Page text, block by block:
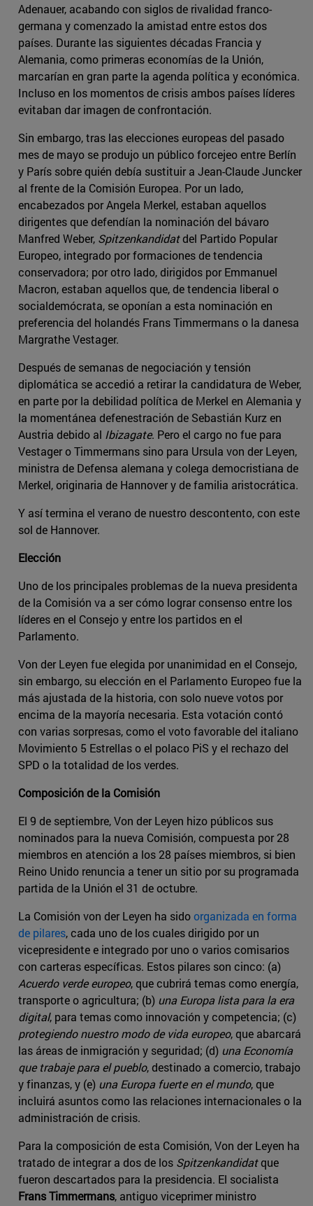
Adenauer, acabando con siglos de rivalidad franco-
germana y comenzado la amistad entre estos dos
países. Durante las siguientes décadas Francia y
Alemania, como primeras economías de la Unión,
marcarían en gran parte la agenda política y económica.
Incluso en los momentos de crisis ambos países líderes
evitaban dar imagen de confrontación.
Sin embargo, tras las elecciones europeas del pasado
mes de mayo se produjo un público forcejeo entre Berlín
y París sobre quién debía sustituir a Jean-Claude Juncker
al frente de la Comisión Europea. Por un lado,
encabezados por Angela Merkel, estaban aquellos
dirigentes que defendían la nominación del bávaro
Manfred Weber, Spitzenkandidatdel Partido Popular
Europeo, integrado por formaciones de tendencia
conservadora; por otro lado, dirigidos por Emmanuel
Macron, estaban aquellos que, de tendencia liberal o
socialdemócrata, se oponían a esta nominación en
preferencia del holandés Frans Timmermans o la danesa
Margrathe Vestager.
Después de semanas de negociación y tensión
diplomática se accedió a retirar la candidatura de Weber,
en parte por la debilidad política de Merkel en Alemania y
la momentánea defenestración de Sebastián Kurz en
Austria debido al Ibizagate. Pero el cargo no fue para
Vestager o Timmermans sino para Ursula von der Leyen,
ministra de Defensa alemana y colega democristiana de
Merkel, originaria de Hannover y de familia aristocrática.
Y así termina el verano de nuestro descontento, con este
sol de Hannover.
Elección
Uno de los principales problemas de la nueva presidenta
de la Comisión va a ser cómo lograr consenso entre los
líderes en el Consejo y entre los partidos en el
Parlamento.
Von der Leyen fue elegida por unanimidad en el Consejo,
sin embargo, su elección en el Parlamento Europeo fue la
más ajustada de la historia, con solo nueve votos por
encima de la mayoría necesaria. Esta votación contó
con varias sorpresas, como el voto favorable del italiano
Movimiento 5 Estrellas o el polaco PiS y el rechazo del
SPD o la totalidad de los verdes.
Composición de la Comisión
El 9 de septiembre, Von der Leyen hizo públicos sus
nominados para la nueva Comisión, compuesta por 28
miembros en atención a los 28 países miembros, si bien
Reino Unido renuncia a tener un sitio por su programada
partida de la Unión el 31 de octubre.
La Comisión von der Leyen ha sidoorganizada en forma
de pilares, cada uno de los cuales dirigido por un
vicepresidente e integrado por uno o varios comisarios
con carteras específicas. Estos pilares son cinco: (a)
Acuerdo verde europeo, que cubrirá temas como energía,
transporte o agricultura; (b) una Europa lista para la era
digital, para temas como innovación y competencia; (c)
protegiendo nuestro modo de vida europeo, que abarcará
las áreas de inmigración y seguridad; (d) una Economía
que trabaje para el pueblo, destinado a comercio, trabajo
y finanzas, y (e) una Europa fuerte en el mundo, que
incluirá asuntos como las relaciones internacionales o la
administración de crisis.
Para la composición de esta Comisión, Von der Leyen ha
tratado de integrar a dos de los Spitzenkandidatque
fueron descartados para la presidencia. El socialista
Frans Timmermans, antiguo viceprimer ministro